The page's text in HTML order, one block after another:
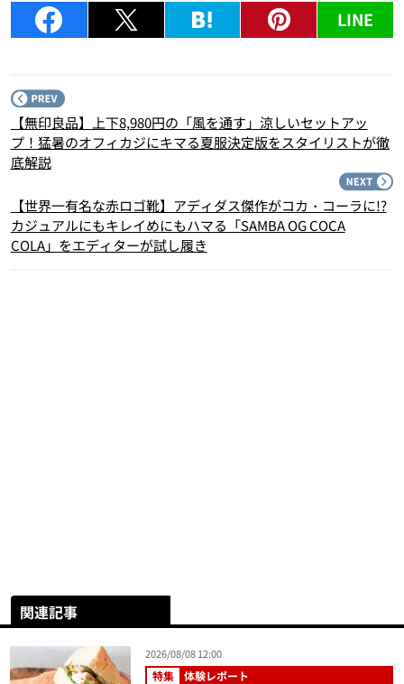
LINE
【無印良品】上下8,980円の「風を通す」涼しいセットアッ
プ！猛暑のオフィカジにキマる夏服決定版をスタイリストが徹
底解説
【世界一有名な赤ロゴ靴】アディダス傑作がコカ・コーラに!?
カジュアルにもキレイめにもハマる「SAMBA OG COCA
COLA」をエディターが試し履き
関連記事
2026/08/08 12:00
特集 体験レポート